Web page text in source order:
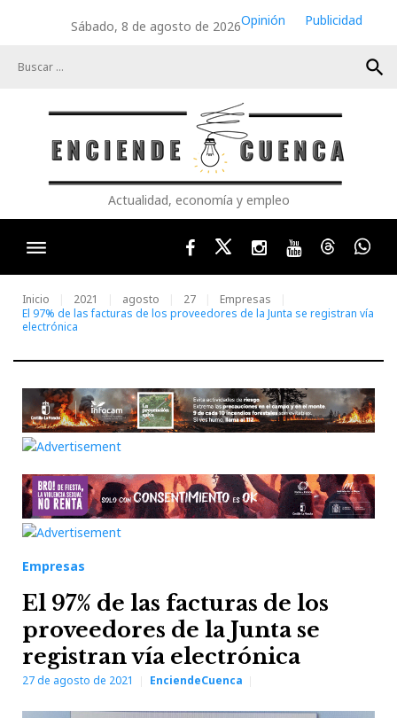
Sábado, 8 de agosto de 2026Opinión
Publicidad
search
Actualidad, economía y empleo
FacebookTwitterInstagram
YoutubeThreads
Inicio 2021 agosto 27
Empresas
El 97% de las facturas de los proveedores de la Junta se registran vía
electrónica
Empresas
El 97% de las facturas de los
proveedores de la Junta se
registran vía electrónica
27 de agosto de 2021 EnciendeCuenca